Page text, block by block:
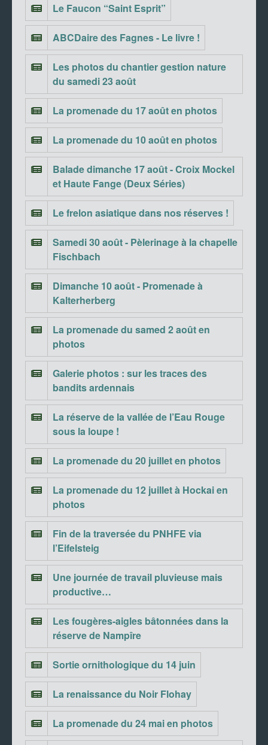
Le Faucon “Saint Esprit”
ABCDaire des Fagnes - Le livre !
Les photos du chantier gestion nature
du samedi 23 août
La promenade du 17 août en photos
La promenade du 10 août en photos
Balade dimanche 17 août - Croix Mockel
et Haute Fange (Deux Séries)
Le frelon asiatique dans nos réserves !
Samedi 30 août - Pèlerinage à la chapelle
Fischbach
Dimanche 10 août - Promenade à
Kalterherberg
La promenade du samed 2 août en
photos
Galerie photos : sur les traces des
bandits ardennais
La réserve de la vallée de l’Eau Rouge
sous la loupe !
La promenade du 20 juillet en photos
La promenade du 12 juillet à Hockai en
photos
Fin de la traversée du PNHFE via
l’Eifelsteig
Une journée de travail pluvieuse mais
productive…
Les fougères-aigles bâtonnées dans la
réserve de Nampîre
Sortie ornithologique du 14 juin
La renaissance du Noir Flohay
La promenade du 24 mai en photos